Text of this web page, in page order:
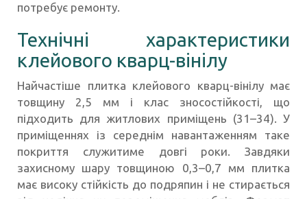
потребує ремонту.
Технічні характеристики
клейового кварц-вінілу
Найчастіше плитка клейового кварц-вінілу має
товщину 2,5 мм і клас зносостійкості, що
підходить для житлових приміщень (31–34). У
приміщеннях із середнім навантаженням таке
покриття служитиме довгі роки. Завдяки
захисному шару товщиною 0,3–0,7 мм плитка
має високу стійкість до подряпин і не стирається